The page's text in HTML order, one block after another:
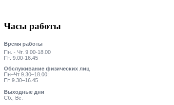
Часы работы
Время работы
Пн. - Чт. 9.00-18.00
Пт. 9.00-16.45
Обслуживание физических лиц
Пн–Чт 9.30–18.00;
Пт 9.30–16.45
Выходные дни
Сб., Вс.